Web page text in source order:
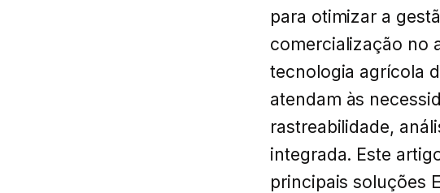
para otimizar a
comercialização no
tecnologia agrícola
atendam às
rastreabilidade,
integrada. Este
principais soluções